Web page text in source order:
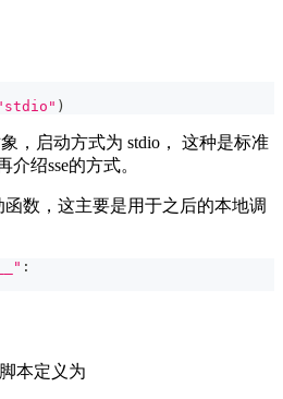
)
，启动方式为 stdio， 这种是标准
绍sse的方式。
函数，这主要是用于之后的本地调
:
本定义为